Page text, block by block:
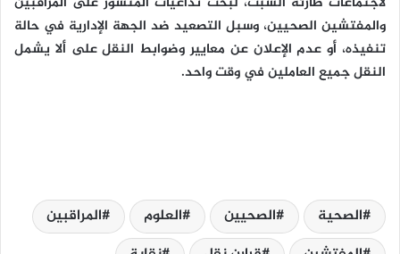
والمفتشين الصحيين، وسبل التصعيد ضد الجهة الإدارية في حالة
تنفيذه، أو عدم الإعلان عن معايير وضوابط النقل على ألا يشمل
النقل جميع العاملين في وقت واحد.
الصحية الصحيين العلوم
المراقبين